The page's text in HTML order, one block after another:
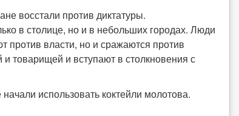
восстали против диктатуры.
в столице, но и в небольших городах. Люди
против власти, но и сражаются против
товарищей и вступают в столкновения с
использовать коктейли молотова.